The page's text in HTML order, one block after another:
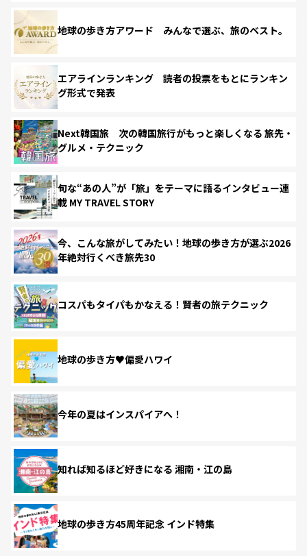
地球の歩き方アワード みんなで選ぶ、旅のベスト。
エアラインランキング 読者の投票をもとにランキン
グ形式で発表
Next韓国旅 次の韓国旅行がもっと楽しくなる 旅先・
グルメ・テクニック
旬な“あの人”が「旅」をテーマに語るインタビュー連
載 MY TRAVEL STORY
今、こんな旅がしてみたい！地球の歩き方が選ぶ2026
年絶対行くべき旅先30
コスパもタイパもかなえる！賢者の旅テクニック
地球の歩き方♥偏愛ハワイ
今年の夏はインスパイアへ！
知れば知るほど好きになる 湘南・江の島
地球の歩き方45周年記念 インド特集